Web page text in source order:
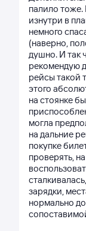
палило тоже.
изнутри в
немного
(наверно,
душно. И так
рекомендую
рейсы такой
этого
на стоянке
могла
на дальние
покупке
проверять,
зарядки,
нормально